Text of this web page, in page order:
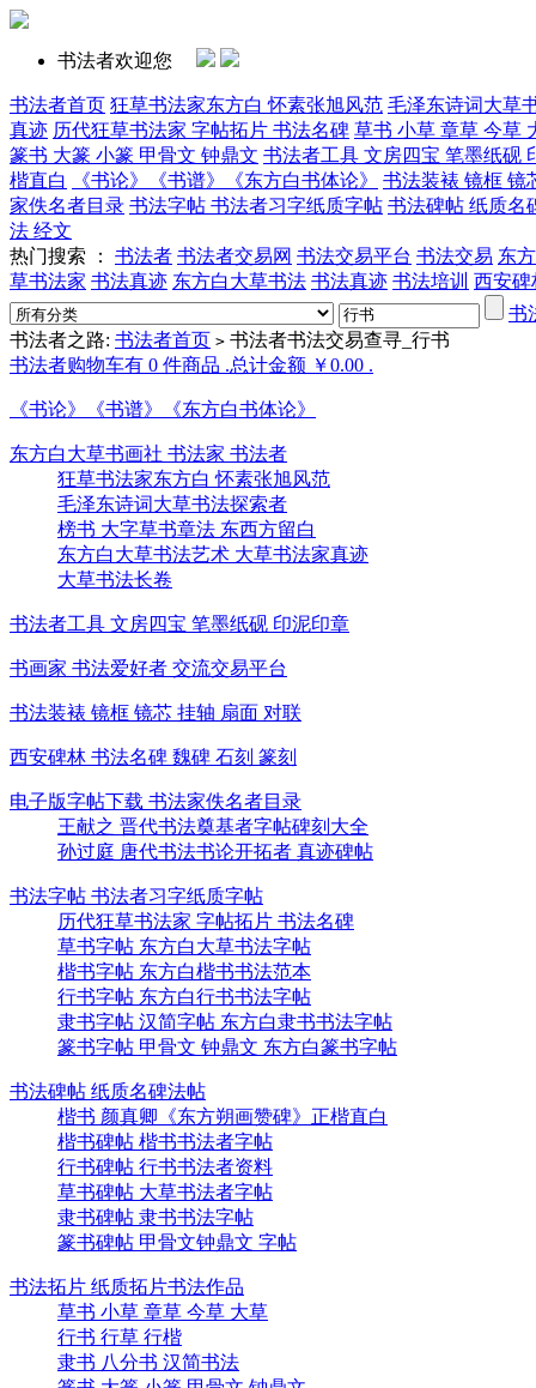
书法者欢迎您
书法者首页 狂草书法家东方白 怀素张旭风范 毛泽东诗词大草
真迹 历代狂草书法家 字帖拓片 书法名碑 草书 小草 章草 今草
篆书 大篆 小篆 甲骨文 钟鼎文 书法者工具 文房四宝 笔墨纸砚
楷直白
《书论》《书谱》《东方白书体论》
书法装裱 镜框 镜
家佚名者目录 书法字帖 书法者习字纸质字帖 书法碑帖 纸质名
法 经文
热门搜索 ： 书法者 书法者交易网 书法交易平台 书法交易 东
草书法家 书法真迹 东方白大草书法 书法真迹 书法培训 西安碑
书
书法者之路: 书法者首页 > 书法者书法交易查寻_行书
书法者购物车有 0 件商品 .总计金额 ￥0.00 .
《书论》《书谱》《东方白书体论》
东方白大草书画社 书法家 书法者
狂草书法家东方白 怀素张旭风范
毛泽东诗词大草书法探索者
榜书 大字草书章法 东西方留白
东方白大草书法艺术 大草书法家真迹
大草书法长卷
书法者工具 文房四宝 笔墨纸砚 印泥印章
书画家 书法爱好者 交流交易平台
书法装裱 镜框 镜芯 挂轴 扇面 对联
西安碑林 书法名碑 魏碑 石刻 篆刻
电子版字帖下载 书法家佚名者目录
王献之 晋代书法奠基者字帖碑刻大全
孙过庭 唐代书法书论开拓者 真迹碑帖
书法字帖 书法者习字纸质字帖
历代狂草书法家 字帖拓片 书法名碑
草书字帖 东方白大草书法字帖
楷书字帖 东方白楷书书法范本
行书字帖 东方白行书书法字帖
隶书字帖 汉简字帖 东方白隶书书法字帖
篆书字帖 甲骨文 钟鼎文 东方白篆书字帖
书法碑帖 纸质名碑法帖
楷书 颜真卿《东方朔画赞碑》正楷直白
楷书碑帖 楷书书法者字帖
行书碑帖 行书书法者资料
草书碑帖 大草书法者字帖
隶书碑帖 隶书书法字帖
篆书碑帖 甲骨文钟鼎文 字帖
书法拓片 纸质拓片书法作品
草书 小草 章草 今草 大草
行书 行草 行楷
隶书 八分书 汉简书法